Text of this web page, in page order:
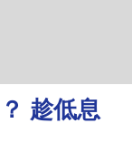
趁低息